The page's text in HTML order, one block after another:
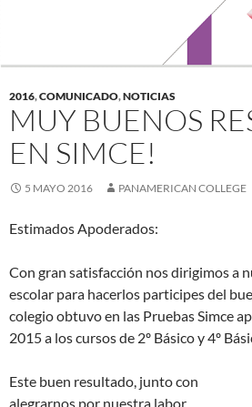
2016,COMUNICADO,NOTICIAS
MUY BUENOS
EN SIMCE!
5 MAYO 2016 PANAMERICAN COLLEGE
Estimados Apoderados:
Con gran satisfacción nos dirigimos a
escolar para hacerlos participes del
colegio obtuvo en las Pruebas Simce
2015 a los cursos de 2º Básico y 4º
Este buen resultado, junto con
alegrarnos por nuestra labor